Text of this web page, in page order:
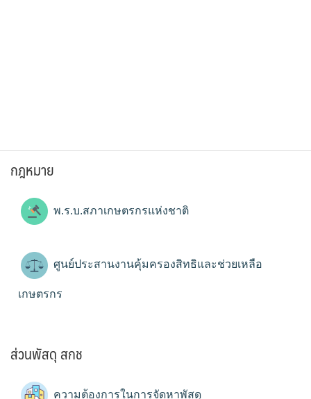
กฎหมาย
พ.ร.บ.สภาเกษตรกรแห่งชาติ
ศูนย์ประสานงานคุ้มครองสิทธิและช่วยเหลือ
เกษตรกร
ส่วนพัสดุ สกช
ความต้องการในการจัดหาพัสดุ